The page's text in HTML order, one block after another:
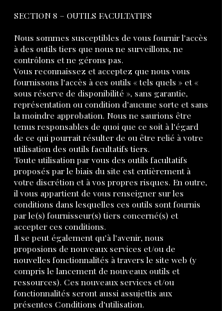
SECTION 8 – OUTILS FACULTATIFS
Nous sommes susceptibles de vous fournir l'accès
à des outils tiers que nous ne surveillons, ne
contrôlons et ne gérons pas.
Vous reconnaissez et acceptez que nous vous
fournissons l'accès à ces outils « tels quels » et «
sous réserve de disponibilité », sans garantie,
représentation ou condition d'aucune sorte et sans
la moindre approbation. Nous ne saurions être
tenus responsables de quoi que ce soit à l'égard
de ce qui pourrait résulter de ou être relié à votre
utilisation des outils facultatifs tiers.
Toute utilisation par vous des outils facultatifs
proposés par le biais du site est entièrement à
votre discrétion et à vos propres risques. En outre,
il vous appartient de vous renseigner sur les
conditions dans lesquelles ces outils sont fournis
par le(s) fournisseur(s) tiers concerné(s) et
accepter ces conditions.
Il se peut également qu'à l'avenir, nous
proposions de nouveaux services et/ou de
nouvelles fonctionnalités à travers le site web (y
compris le lancement de nouveaux outils et
ressources). Ces nouveaux services et/ou
fonctionnalités seront aussi assujettis aux
présentes Conditions d'utilisation.